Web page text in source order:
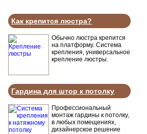
Как крепится люстра?
Обычно люстра крепится
на платформу. Система
крепления, универсальное
крепление люстры.
Гардина для штор к потолку
Профессиональный
монтаж гардины к потолку,
в любых помещениях,
дизайнерское решение